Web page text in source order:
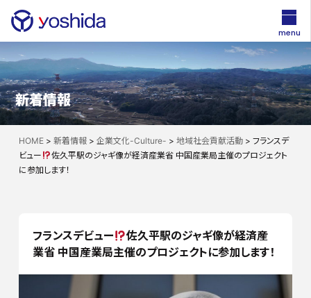
新着情報
HOME> 新着情報> 企業文化-Culture- > 地域社会貢献活動> フランスデ
ビュー
佐久平駅のジャギ像が経済産業省 中国産業局主催のプロジェクト
に参加します！
フランスデビュー
佐久平駅のジャギ像が経済産
業省 中国産業局主催のプロジェクトに参加します！
menu